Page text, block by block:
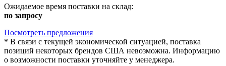
Ожидаемое время поставки на склад:
по запросу
Посмотреть предложения
* В связи с текущей экономической ситуацией, поставка
позиций некоторых брендов США невозможна. Информацию
о возможности поставки уточняйте у менеджера.